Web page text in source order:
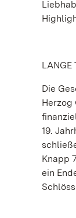
LANGE
Die
Herzog
19.
Knapp
ein